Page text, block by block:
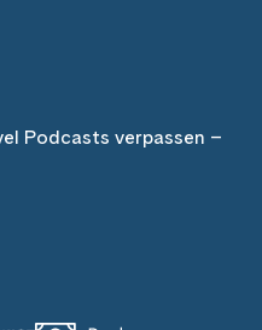
Podcasts verpassen –